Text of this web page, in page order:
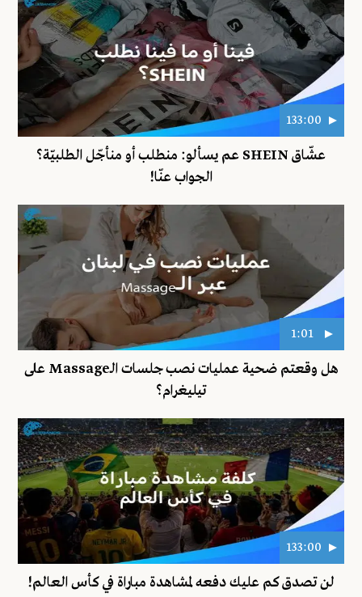
133:00
عشّاق SHEIN عم يسألو: منطلب أو منأجّل الطلبيّة؟
الجواب عنّا!
1:01
هل وقعتم ضحية عمليات نصب جلسات الـMassage على
تيليغرام؟
133:00
لن تصدق كم عليك دفعه لمشاهدة مباراة في كأس العالم!